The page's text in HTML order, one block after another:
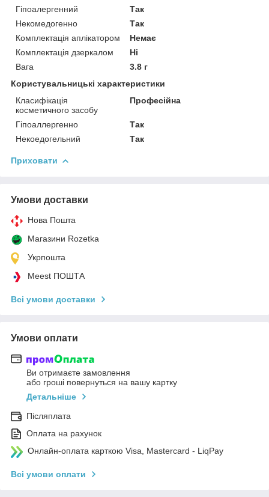
Гіпоалергенний
Так
Некомедогенно
Так
Комплектація аплікатором
Немає
Комплектація дзеркалом
Ні
Вага
3.8 г
Користувальницькі характеристики
Класифікація
косметичного засобу
Професійна
Гіпоаллергенно
Так
Некоедогельний
Так
Приховати
Умови доставки
Нова Пошта
Магазини Rozetka
Укрпошта
Meest ПОШТА
Всі умови доставки
Умови оплати
Ви отримаєте замовлення
або гроші повернуться на вашу картку
Детальніше
Післяплата
Оплата на рахунок
Онлайн-оплата карткою Visa, Mastercard - LiqPay
Всі умови оплати